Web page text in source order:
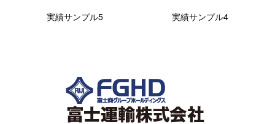
実績サンプル5 実績サンプル4